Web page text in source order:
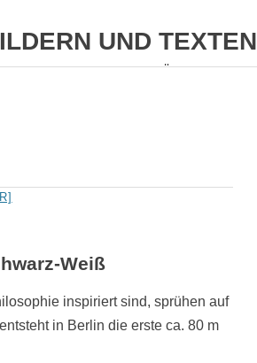
UND TEXTEN
MARION UND EGON HÖCKER
Weiß
inspiriert sind, sprühen auf
in Berlin die erste ca. 80 m